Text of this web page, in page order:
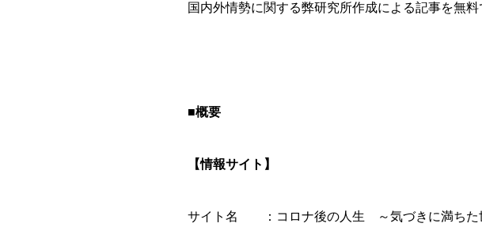
国内外情勢に関する弊研究所作成による記事を無料
■概要
【情報サイト】
サイト名 ：コロナ後の人生 ～気づきに満ちた